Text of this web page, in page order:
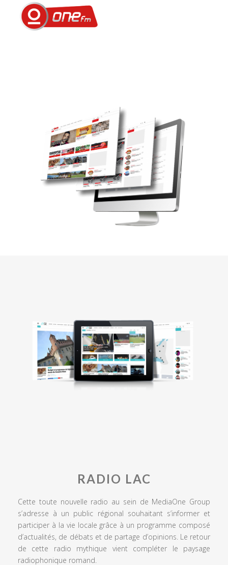
RADIO LAC
Cette toute nouvelle radio au sein de MediaOne Group
s’adresse à un public régional souhaitant s’informer et
participer à la vie locale grâce à un programme composé
d’actualités, de débats et de partage d’opinions. Le retour
de cette radio mythique vient compléter le paysage
radiophonique romand.